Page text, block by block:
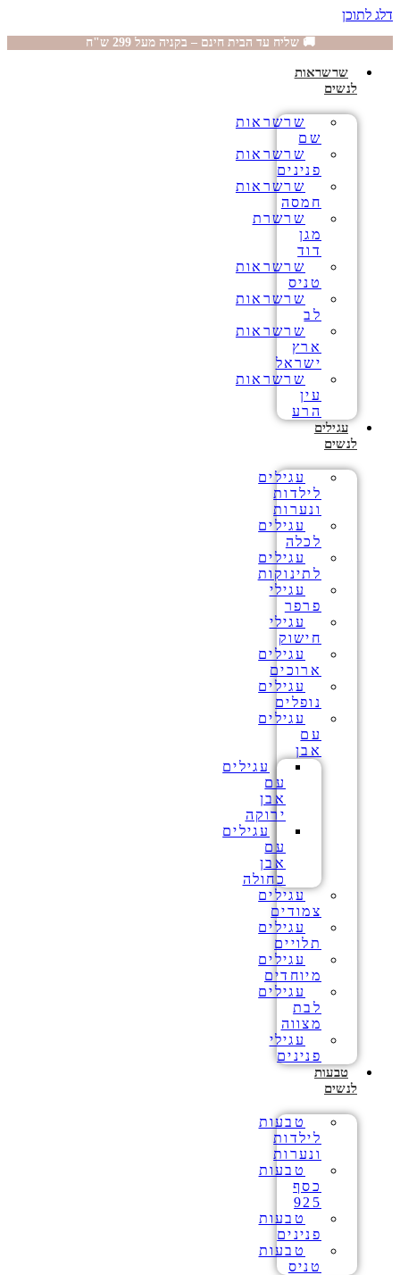
דלג לתוכן
🚚 שליח עד הבית חינם – בקניה מעל 299 ש"ח
שרשראות
לנשים
שרשראות
שם
שרשראות
פנינים
שרשראות
חמסה
שרשרת
מגן
דוד
שרשראות
טניס
שרשראות
לב
שרשראות
ארץ
ישראל
שרשראות
עין
הרע
עגילים
לנשים
עגילים
לילדות
ונערות
עגילים
לכלה
עגילים
לתינוקות
עגילי
פרפר
עגילי
חישוק
עגילים
ארוכים
עגילים
נופלים
עגילים
עם
אבן
עגילים
עם
אבן
ירוקה
עגילים
עם
אבן
כחולה
עגילים
צמודים
עגילים
תלויים
עגילים
מיוחדים
עגילים
לבת
מצווה
עגילי
פנינים
טבעות
לנשים
טבעות
לילדות
ונערות
טבעות
כסף
925
טבעות
פנינים
טבעות
טניס